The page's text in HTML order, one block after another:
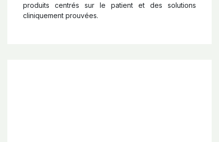
produits centrés sur le patient et des solutions
cliniquement prouvées.